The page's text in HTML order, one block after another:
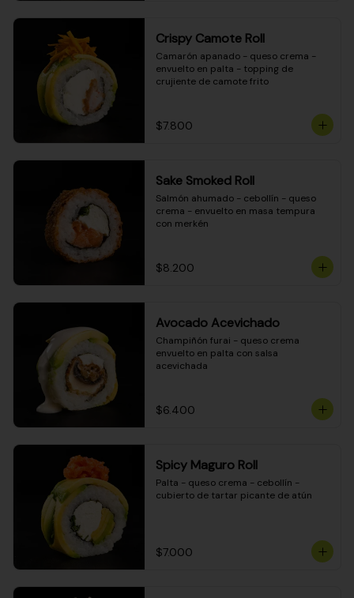
Crispy Camote Roll
Camarón apanado - queso crema -
envuelto en palta - topping de
crujiente de camote frito
$7.800
Sake Smoked Roll
Salmón ahumado - cebollín - queso
crema - envuelto en masa tempura
con merkén
$8.200
Avocado Acevichado
Champiñón furai - queso crema
envuelto en palta con salsa
acevichada
$6.400
Spicy Maguro Roll
Palta - queso crema - cebollín -
cubierto de tartar picante de atún
$7.000